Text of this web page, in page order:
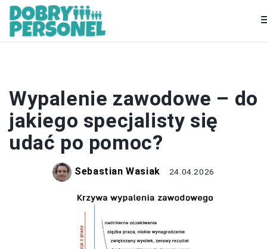
Wypalenie zawodowe – do
jakiego specjalisty się
udać po pomoc?
Sebastian Wasiak 24.04.2026